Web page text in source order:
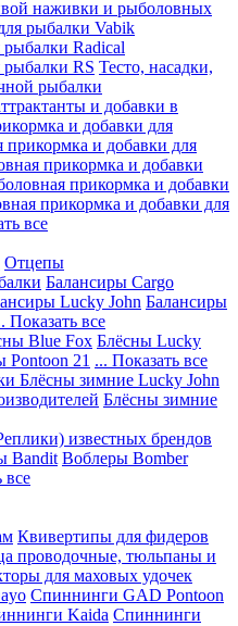
наживки и рыболовных
рыбалки Vabik
Radical
RS Тесто, насадки,
рыбалки
и добавки в
и добавки для
прикормка и добавки для
прикормка и добавки
прикормка и добавки
прикормка и добавки для
все
Отцепы
Балансиры Cargo
Lucky John Балансиры
Показать все
Blue Fox Блёсны Lucky
Pontoon 21 ... Показать все
Блёсны зимние Lucky John
Блёсны зимние
известных брендов
Bandit Воблеры Bomber
все
Квивертипы для фидеров
проводочные, тюльпаны и
для маховых удочек
Спиннинги GAD Pontoon
Kaida Спиннинги